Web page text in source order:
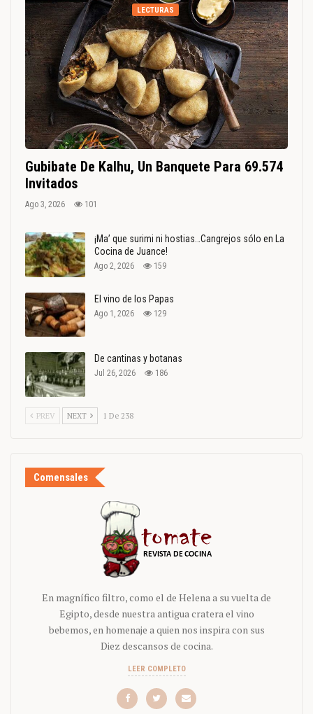
LECTURAS
Gubibate De Kalhu, Un Banquete Para 69.574
Invitados
Ago 3, 2026 101
¡Ma’ que surimi ni hostias…Cangrejos sólo en La
Cocina de Juance!
Ago 2, 2026 159
El vino de los Papas
Ago 1, 2026 129
De cantinas y botanas
Jul 26, 2026 186
PREV NEXT 1 De 238
Comensales
En magnífico filtro, como el de Helena a su vuelta de
Egipto, desde nuestra antigua cratera el vino
bebemos, en homenaje a quien nos inspira con sus
Diez descansos de cocina.
LEER COMPLETO